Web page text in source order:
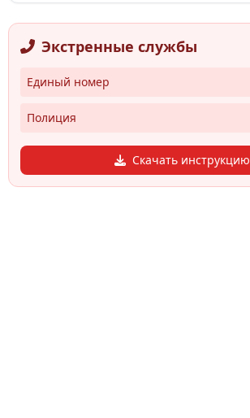
Экстренные службы
Единый номер
Полиция
Скачать инструкцию